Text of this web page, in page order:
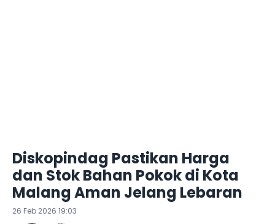
Diskopindag Pastikan Harga
dan Stok Bahan Pokok di Kota
Malang Aman Jelang Lebaran
26 Feb 2026 19:03